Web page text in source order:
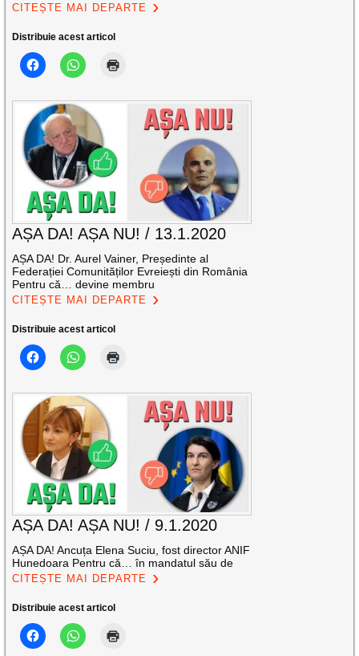
CITEȘTE MAI DEPARTE
Distribuie acest articol
AȘA DA! AȘA NU! / 13.1.2020
AȘA DA! Dr. Aurel Vainer, Președinte al
Federației Comunităților Evreiești din România
Pentru că… devine membru
CITEȘTE MAI DEPARTE
Distribuie acest articol
AȘA DA! AȘA NU! / 9.1.2020
AȘA DA! Ancuța Elena Suciu, fost director ANIF
Hunedoara Pentru că… în mandatul său de
CITEȘTE MAI DEPARTE
Distribuie acest articol